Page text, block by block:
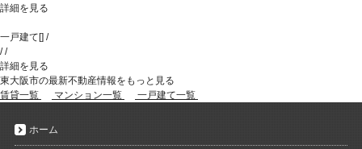
詳細を見る
一戸建て[] /
//
詳細を見る
東大阪市の最新不動産情報をもっと見る
賃貸一覧
マンション一覧 一戸建て一覧
ホーム